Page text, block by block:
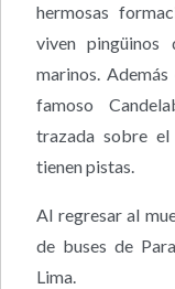
hermosas
viven
marinos.
famoso
trazada sobre
tienen pistas.
Al regresar al
de buses de
Lima.